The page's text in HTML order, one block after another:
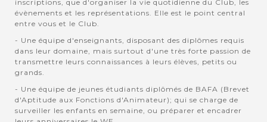
inscriptions, que d'organiser la vie quotidienne du Club, les
évènements et les représentations. Elle est le point central
entre vous et le Club.
- Une équipe d'enseignants, disposant des diplômes requis
dans leur domaine, mais surtout d'une très forte passion de
transmettre leurs connaissances à leurs élèves, petits ou
grands.
- Une équipe de jeunes étudiants diplômés de BAFA (Brevet
d'Aptitude aux Fonctions d'Animateur); qui se charge de
surveiller les enfants en semaine, ou préparer et encadrer